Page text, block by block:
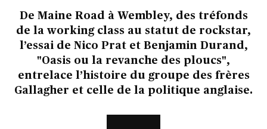
De Maine Road à Wembley, des tréfonds
de la working class au statut de rockstar,
l’essai de Nico Prat et Benjamin Durand,
"Oasis ou la revanche des ploucs",
entrelace l’histoire du groupe des frères
Gallagher et celle de la politique anglaise.